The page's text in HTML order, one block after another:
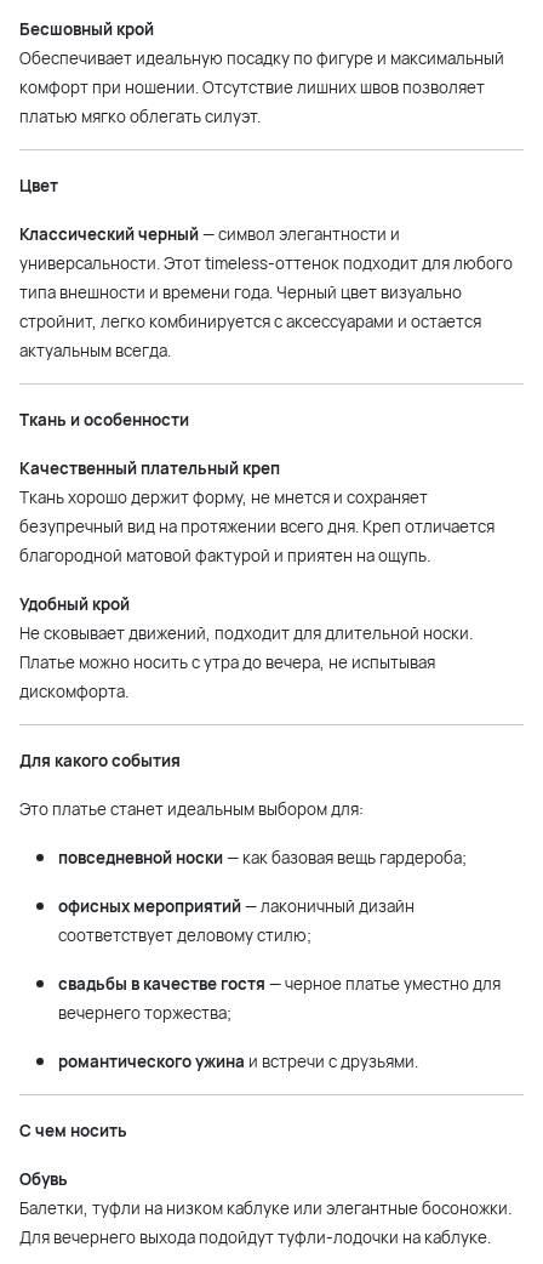
Бесшовный крой
Обеспечивает идеальную посадку по фигуре и максимальный
комфорт при ношении. Отсутствие лишних швов позволяет
платью мягко облегать силуэт.
Цвет
Классический черный— символ элегантности и
универсальности. Этот timeless-оттенок подходит для любого
типа внешности и времени года. Черный цвет визуально
стройнит, легко комбинируется с аксессуарами и остается
актуальным всегда.
Ткань и особенности
Качественный плательный креп
Ткань хорошо держит форму, не мнется и сохраняет
безупречный вид на протяжении всего дня. Креп отличается
благородной матовой фактурой и приятен на ощупь.
Удобный крой
Не сковывает движений, подходит для длительной носки.
Платье можно носить с утра до вечера, не испытывая
дискомфорта.
Для какого события
Это платье станет идеальным выбором для:
повседневной носки— как базовая вещь гардероба;
офисных мероприятий— лаконичный дизайн
соответствует деловому стилю;
свадьбы в качестве гостя — черное платье уместно для
вечернего торжества;
романтического ужина и встречи с друзьями.
С чем носить
Обувь
Балетки, туфли на низком каблуке или элегантные босоножки.
Для вечернего выхода подойдут туфли-лодочки на каблуке.